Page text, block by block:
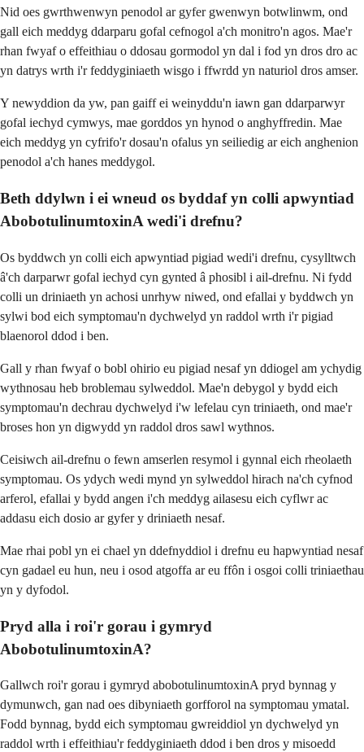
Nid oes gwrthwenwyn penodol ar gyfer gwenwyn botwlinwm, ond
gall eich meddyg ddarparu gofal cefnogol a'ch monitro'n agos. Mae'r
rhan fwyaf o effeithiau o ddosau gormodol yn dal i fod yn dros dro ac
yn datrys wrth i'r feddyginiaeth wisgo i ffwrdd yn naturiol dros amser.
Y newyddion da yw, pan gaiff ei weinyddu'n iawn gan ddarparwyr
gofal iechyd cymwys, mae gorddos yn hynod o anghyffredin. Mae
eich meddyg yn cyfrifo'r dosau'n ofalus yn seiliedig ar eich anghenion
penodol a'ch hanes meddygol.
Beth ddylwn i ei wneud os byddaf yn colli apwyntiad
AbobotulinumtoxinA wedi'i drefnu?
Os byddwch yn colli eich apwyntiad pigiad wedi'i drefnu, cysylltwch
â'ch darparwr gofal iechyd cyn gynted â phosibl i ail-drefnu. Ni fydd
colli un driniaeth yn achosi unrhyw niwed, ond efallai y byddwch yn
sylwi bod eich symptomau'n dychwelyd yn raddol wrth i'r pigiad
blaenorol ddod i ben.
Gall y rhan fwyaf o bobl ohirio eu pigiad nesaf yn ddiogel am ychydig
wythnosau heb broblemau sylweddol. Mae'n debygol y bydd eich
symptomau'n dechrau dychwelyd i'w lefelau cyn triniaeth, ond mae'r
broses hon yn digwydd yn raddol dros sawl wythnos.
Ceisiwch ail-drefnu o fewn amserlen resymol i gynnal eich rheolaeth
symptomau. Os ydych wedi mynd yn sylweddol hirach na'ch cyfnod
arferol, efallai y bydd angen i'ch meddyg ailasesu eich cyflwr ac
addasu eich dosio ar gyfer y driniaeth nesaf.
Mae rhai pobl yn ei chael yn ddefnyddiol i drefnu eu hapwyntiad nesaf
cyn gadael eu hun, neu i osod atgoffa ar eu ffôn i osgoi colli triniaethau
yn y dyfodol.
Pryd alla i roi'r gorau i gymryd
AbobotulinumtoxinA?
Gallwch roi'r gorau i gymryd abobotulinumtoxinA pryd bynnag y
dymunwch, gan nad oes dibyniaeth gorfforol na symptomau ymatal.
Fodd bynnag, bydd eich symptomau gwreiddiol yn dychwelyd yn
raddol wrth i effeithiau'r feddyginiaeth ddod i ben dros y misoedd